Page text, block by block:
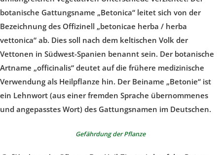
botanische Gattungsname „Betonica“ leitet sich von der
Bezeichnung des Offizinell „betonicae herba / herba
vettonica“ ab. Dies soll nach dem keltischen Volk der
Vettonen in Südwest-Spanien benannt sein. Der botanische
Artname „officinalis“ deutet auf die frühere medizinische
Verwendung als Heilpflanze hin. Der Beiname „Betonie“ ist
ein Lehnwort (aus einer fremden Sprache übernommenes
und angepasstes Wort) des Gattungsnamen im Deutschen.
Gefährdung der Pflanze